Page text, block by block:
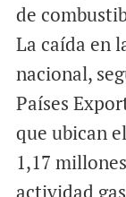
de
La caída en
nacional,
Países
que ubican
1,17
actividad